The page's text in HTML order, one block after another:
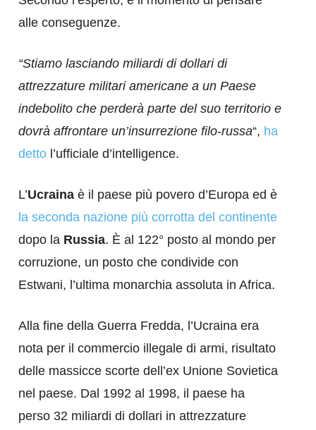
alle conseguenze.
“Stiamo lasciando miliardi di dollari di
attrezzature militari americane a un Paese
indebolito che perderà parte del suo territorio e
dovrà affrontare un’insurrezione filo-russa“, ha
detto l’ufficiale d’intelligence.
L’Ucraina è il paese più povero d’Europa ed è
la seconda nazione più corrotta del continente
dopo la Russia. È al 122° posto al mondo per
corruzione, un posto che condivide con
Estwani, l’ultima monarchia assoluta in Africa.
Alla fine della Guerra Fredda, l’Ucraina era
nota per il commercio illegale di armi, risultato
delle massicce scorte dell’ex Unione Sovietica
nel paese. Dal 1992 al 1998, il paese ha
perso 32 miliardi di dollari in attrezzature